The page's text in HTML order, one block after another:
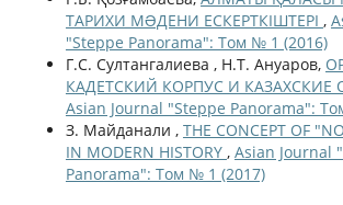
ТАРИХИ МƏДЕНИ ЕСКЕРТКІШТЕРІ ,
"Steppe Panorama": Том № 1 (2016)
Г.С. Султангалиева , Н.Т. Ануаров,
КАДЕТСКИЙ КОРПУС И КАЗАХСКИЕ
Asian Journal "Steppe Panorama":
З. Майданали , THE CONCEPT OF
IN MODERN HISTORY , Asian Journal
Panorama": Том № 1 (2017)